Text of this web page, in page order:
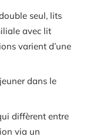
seul, lits
avec lit
varient d’une
dans le
diffèrent entre
via un